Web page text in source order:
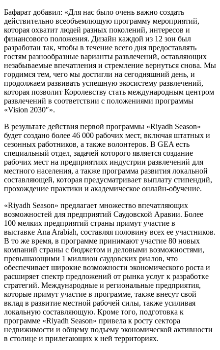
Бафарат добавил: «Для нас было очень важно создать
действительно всеобъемлющую программу мероприятий,
которая охватит людей разных поколений, интересов и
финансового положения. Дизайн каждой из 12 зон был
разработан так, чтобы в течение всего дня предоставлять
гостям разнообразные варианты развлечений, оставляющих
незабываемые впечатления и стремление вернуться снова. Мы
гордимся тем, чего мы достигли на сегодняшний день, и
продолжаем развивать успешную экосистему развлечений,
которая позволит Королевству стать международным центром
развлечений в соответствии с положениями программы
«Vision 2030″».
В результате действия первой программы «Riyadh Season»
будет создано более 46 000 рабочих мест, включая штатных и
сезонных работников, а также волонтеров. В GEA есть
специальный отдел, задачей которого является создание
рабочих мест на предприятиях индустрии развлечений для
местного населения, а также программа развития локальной
составляющей, которая предусматривает выплату стипендий,
прохождение практики и академическое онлайн-обучение.
«Riyadh Season» предлагает множество впечатляющих
возможностей для предприятий Саудовской Аравии. Более
100 мелких предприятий страны примут участие в
выставке Ana Arabiah, составляя половину всех ее участников.
В то же время, в программе принимают участие 80 новых
компаний страны с бюджетом и деловыми возможностями,
превышающими 1 миллион саудовских риалов, что
обеспечивает широкие возможности экономического роста и
расширяет спектр предложений от рынка услуг к разработке
стратегий. Международные и региональные предприятия,
которые примут участие в программе, также внесут свой
вклад в развитие местной рабочей силы, также усиливая
локальную составляющую. Кроме того, подготовка к
программе «Riyadh Season» привела к росту сектора
недвижимости и общему подъему экономической активности
в столице и прилегающих к ней территориях.